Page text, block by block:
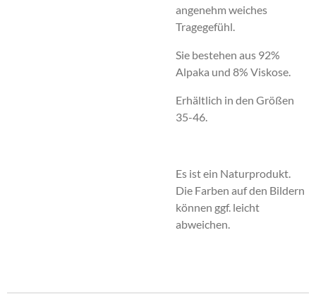
angenehm weiches
Tragegefühl.
Sie bestehen aus 92%
Alpaka und 8% Viskose.
Erhältlich in den Größen
35-46.
Es ist ein Naturprodukt.
Die Farben auf den Bildern
können ggf. leicht
abweichen.